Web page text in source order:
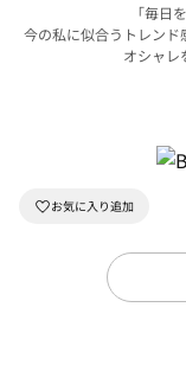
「毎日
今の私に似合うトレン
オシャレ